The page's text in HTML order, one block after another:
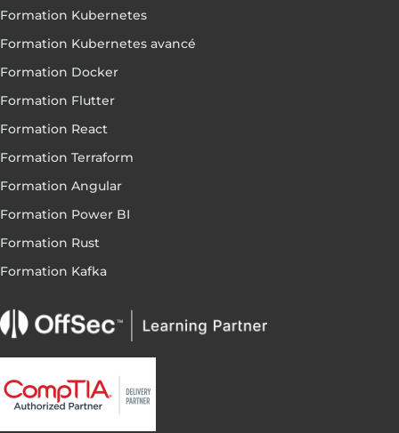
Formation Kubernetes
Formation Kubernetes avancé
Formation Docker
Formation Flutter
Formation React
Formation Terraform
Formation Angular
Formation Power BI
Formation Rust
Formation Kafka